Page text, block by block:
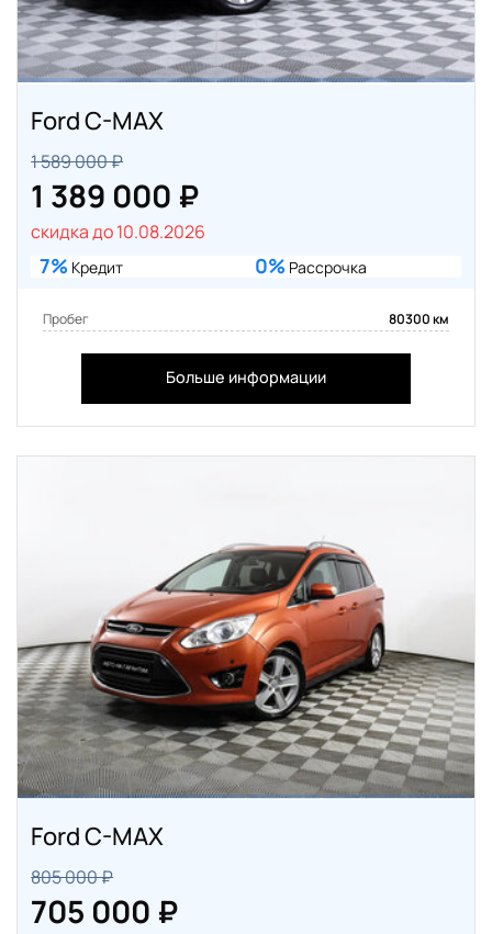
Ford C-MAX
1 589 000 ₽
1 389 000 ₽
скидка до 10.08.2026
7% Кредит 0% Рассрочка
Пробег 80300 км
Больше информации
Ford C-MAX
805 000 ₽
705 000 ₽